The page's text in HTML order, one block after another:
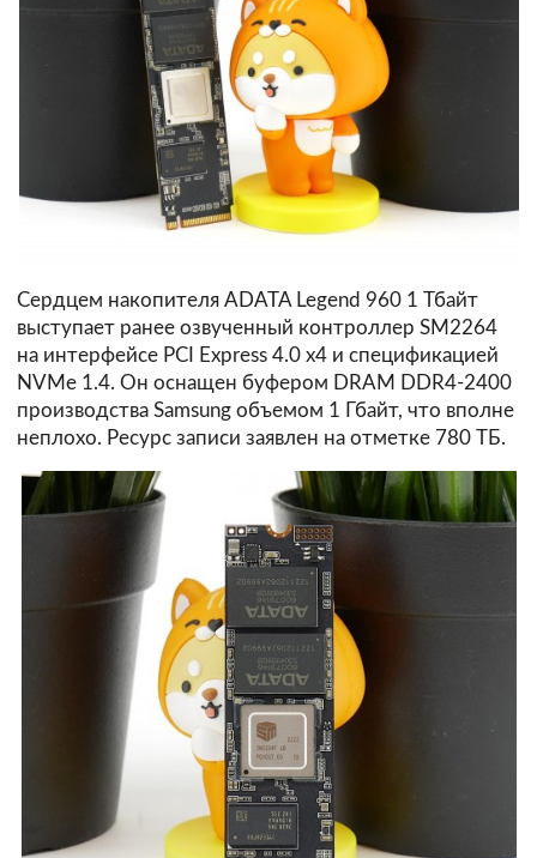
Сердцем накопителя ADATA Legend 960 1 Тбайт
выступает ранее озвученный контроллер SM2264
на интерфейсе PCI Express 4.0 x4 и спецификацией
NVMe 1.4. Он оснащен буфером DRAM DDR4-2400
производства Samsung объемом 1 Гбайт, что вполне
неплохо. Ресурс записи заявлен на отметке 780 ТБ.